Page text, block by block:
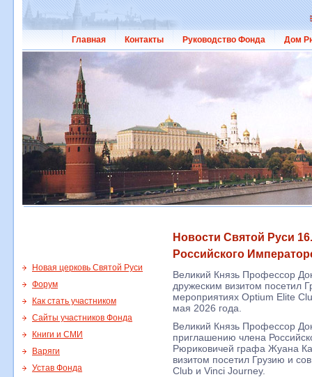
Главная Контакты Руководство Фонда Дом
Новости Святой Руси
Российского
Новая церковь Святой Руси
Форум
Как стать участником
Сайты участников Фонда
Книги и СМИ
Варяги
Устав Фонда
Великий Князь Профессор
дружеским визитом посетил
мероприятиях Optium Elite
мая 2026 года.
Великий Князь Профессор
приглашению члена
Рюриковичей графа Жуана
визитом посетил Грузию и
Club и Vinci Journey.